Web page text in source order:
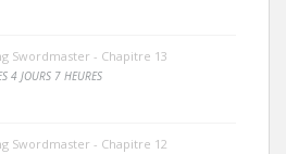
Swordmaster - Chapitre 13
4 JOURS 7 HEURES
Swordmaster - Chapitre 12